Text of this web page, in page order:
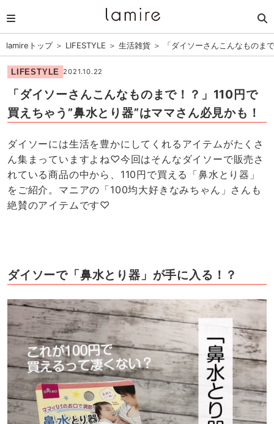
lamireトップ＞ LIFESTYLE ＞ 生活雑貨 ＞ 「ダイソーさんこんなものま
LIFESTYLE 2021.10.22
「ダイソーさんこんなものまで！？」110円で
買えちゃう”鼻水とり器”はママさん必見かも！
ダイソーには生活を豊かにしてくれるアイテムがたくさ
ん集まっていますよね♡今回はそんなダイソーで販売さ
れている商品の中から、110円で買える「鼻水とり器」
をご紹介。マニアの「100均大好きなみちゃん」さんも
絶賛のアイテムです♡
ダイソーで「鼻水とり器」が手に入る！？